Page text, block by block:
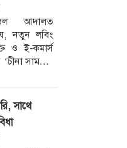
আদালত
নতুন লবিং
ও ই-কমার্স
সামরিক
সাথে